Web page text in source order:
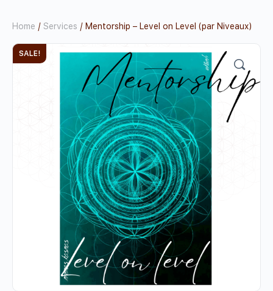
Home / Services / Mentorship – Level on Level (par Niveaux)
SALE! 🔍